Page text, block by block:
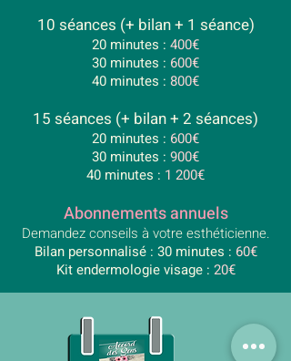
10 séances (+ bilan + 1 séance)
20 minutes : 400€
30 minutes : 600€
40 minutes : 800€
15 séances (+ bilan + 2 séances)
20 minutes : 600€
30 minutes : 900€
40 minutes : 1 200€
Abonnements annuels
Demandez conseils à votre esthéticienne.
Bilan personnalisé : 30 minutes : 60€
Kit endermologie visage : 20€